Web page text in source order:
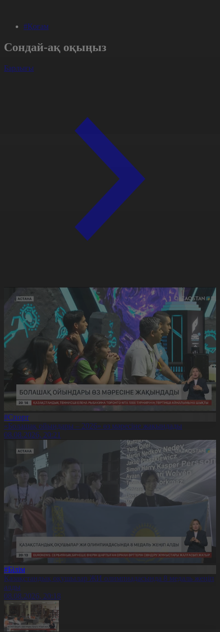
#Қоғам
Сондай-ақ оқыңыз
Барлығы
#Спорт
«Болашақ ойындары – 2026» өз мәресіне жақындады
08.08.2026, 20:21
#Білім
Қазақстандық оқушылар ЖИ олимпиадасында 8 медаль жеңіп
алды
08.08.2026, 20:18